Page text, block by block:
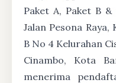
Paket A, Paket B
Jalan Pesona Raya,
B No 4 Kelurahan
Cinambo, Kota
menerima